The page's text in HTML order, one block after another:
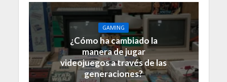
GAMING
¿Cómo ha cambiado la
manera de jugar
videojuegos a través de las
generaciones?